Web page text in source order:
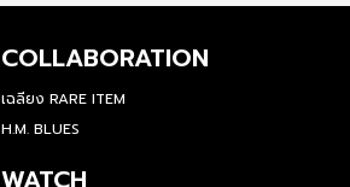
COLLABORATION
เฉลียง RARE ITEM
H.M. BLUES
WATCH